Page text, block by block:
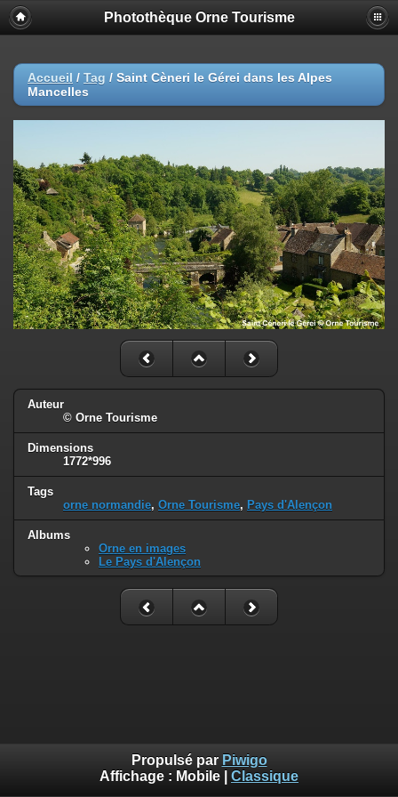
Photothèque Orne Tourisme
Accueil / Tag / Saint Cèneri le Gérei dans les Alpes
Mancelles
Auteur
© Orne Tourisme
Dimensions
1772*996
Tags
orne normandie, Orne Tourisme, Pays d'Alençon
Albums
Orne en images
Le Pays d'Alençon
Propulsé par Piwigo
Affichage : Mobile Classique